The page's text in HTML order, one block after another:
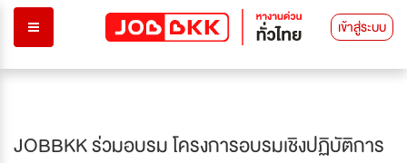
เข้าสู่ระบบ
JOBBKK ร่วมอบรม โครงการอบรมเชิงปฏิบัติการ